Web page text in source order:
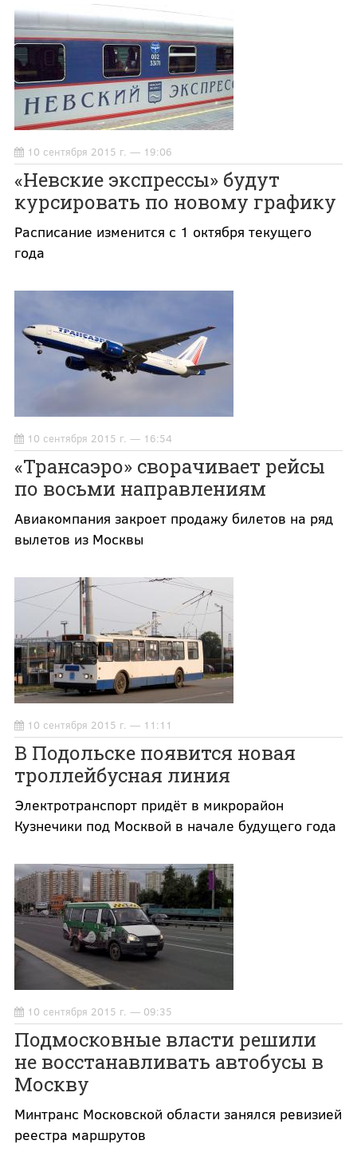
10 сентября 2015 г. — 19:06
«Невские экспрессы» будут
курсировать по новому графику
Расписание изменится с 1 октября текущего
года
10 сентября 2015 г. — 16:54
«Трансаэро» сворачивает рейсы
по восьми направлениям
Авиакомпания закроет продажу билетов на ряд
вылетов из Москвы
10 сентября 2015 г. — 11:11
В Подольске появится новая
троллейбусная линия
Электротранспорт придёт в микрорайон
Кузнечики под Москвой в начале будущего года
10 сентября 2015 г. — 09:35
Подмосковные власти решили
не восстанавливать автобусы в
Москву
Минтранс Московской области занялся ревизией
реестра маршрутов